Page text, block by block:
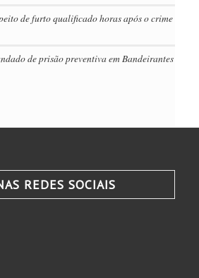
de furto qualificado horas após o crime
de prisão preventiva em Bandeirantes
REDES SOCIAIS